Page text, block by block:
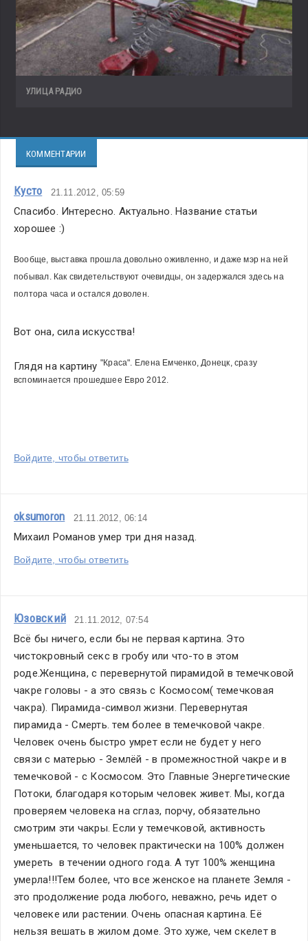
УЛИЦА РАДИО
КОММЕНТАРИИ
Кусто 21.11.2012, 05:59
Спасибо. Интересно. Актуально. Название статьи
хорошее :)
Вообще, выставка прошла довольно оживленно, и даже мэр на ней
побывал. Как свидетельствуют очевидцы, он задержался здесь на
полтора часа и остался доволен.
Вот она, сила искусства!
Глядя на картину "Краса". Елена Емченко, Донецк, сразу
вспоминается прошедшее Евро 2012.
Войдите, чтобы ответить
oksumoron 21.11.2012, 06:14
Михаил Романов умер три дня назад.
Войдите, чтобы ответить
Юзовский 21.11.2012, 07:54
Всё бы ничего, если бы не первая картина. Это
чистокровный секс в гробу или что-то в этом
роде.Женщина, с перевернутой пирамидой в темечковой
чакре головы - а это связь с Космосом( темечковая
чакра). Пирамида-символ жизни. Перевернутая
пирамида - Смерть. тем более в темечковой чакре.
Человек очень быстро умрет если не будет у него
связи с матерью - Землёй - в промежностной чакре и в
темечковой - с Космосом. Это Главные Энергетические
Потоки, благодаря которым человек живет. Мы, когда
проверяем человека на сглаз, порчу, обязательно
смотрим эти чакры. Если у темечковой, активность
уменьшается, то человек практически на 100% должен
умереть  в течении одного года. А тут 100% женщина
умерла!!!Тем более, что все женское на планете Земля -
это продолжение рода любого, неважно, речь идет о
человеке или растении. Очень опасная картина. Её
нельзя вешать в жилом доме. Это хуже, чем скелет в